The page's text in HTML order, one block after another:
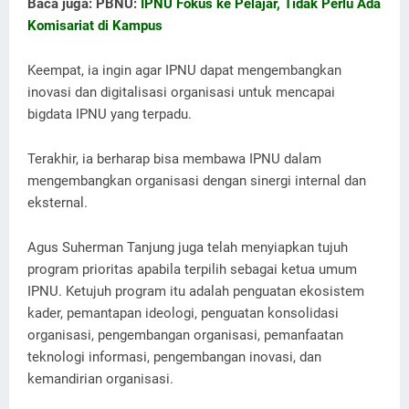
Baca juga: PBNU:
IPNU Fokus ke Pelajar, Tidak Perlu Ada
Komisariat di Kampus
Keempat, ia ingin agar IPNU dapat mengembangkan
inovasi dan digitalisasi organisasi untuk mencapai
bigdata IPNU yang terpadu.
Terakhir, ia berharap bisa membawa IPNU dalam
mengembangkan organisasi dengan sinergi internal dan
eksternal.
Agus Suherman Tanjung juga telah menyiapkan tujuh
program prioritas apabila terpilih sebagai ketua umum
IPNU. Ketujuh program itu adalah penguatan ekosistem
kader, pemantapan ideologi, penguatan konsolidasi
organisasi, pengembangan organisasi, pemanfaatan
teknologi informasi, pengembangan inovasi, dan
kemandirian organisasi.